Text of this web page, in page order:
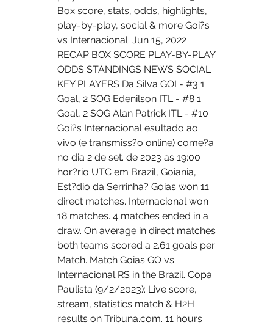
Box score, stats, odds, highlights,
play-by-play, social & more Goi?s
vs Internacional: Jun 15, 2022
RECAP BOX SCORE PLAY-BY-PLAY
ODDS STANDINGS NEWS SOCIAL
KEY PLAYERS Da Silva GOI - #3 1
Goal, 2 SOG Edenilson ITL - #8 1
Goal, 2 SOG Alan Patrick ITL - #10
Goi?s Internacional esultado ao
vivo (e transmiss?o online) come?a
no dia 2 de set. de 2023 as 19:00
hor?rio UTC em Brazil, Goiania,
Est?dio da Serrinha? Goias won 11
direct matches. Internacional won
18 matches. 4 matches ended in a
draw. On average in direct matches
both teams scored a 2.61 goals per
Match. Match Goias GO vs
Internacional RS in the Brazil. Copa
Paulista (9/2/2023): Live score,
stream, statistics match & H2H
results on Tribuna.com. 11 hours